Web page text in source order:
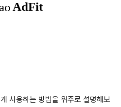
사용하는 방법을 위주로 설명해보